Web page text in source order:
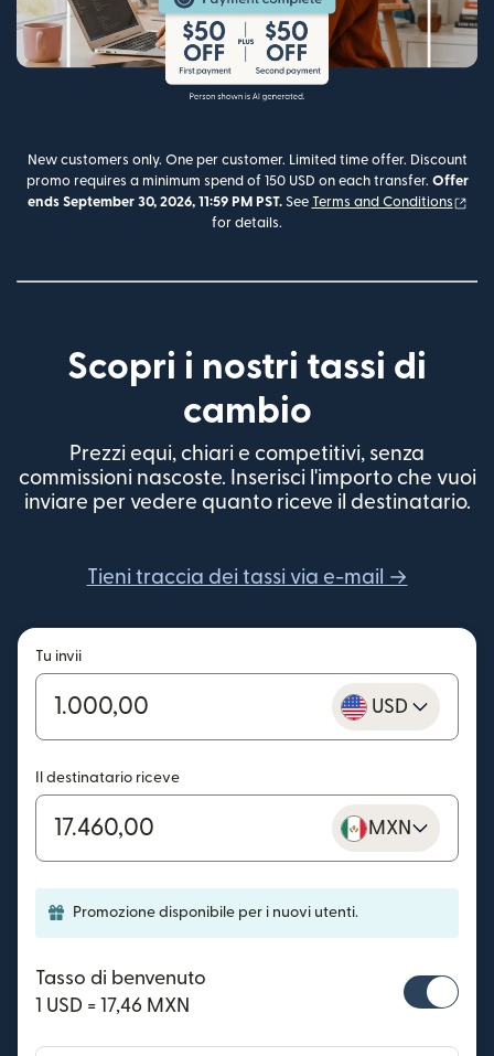
New customers only. One per customer. Limited time offer. Discount
promo requires a minimum spend of 150 USD on each transfer. Offer
ends September 30, 2026, 11:59 PM PST.See Terms and Conditions (si
for details.
Scopri i nostri tassi di
cambio
Prezzi equi, chiari e competitivi, senza
commissioni nascoste. Inserisci l'importo che vuoi
inviare per vedere quanto riceve il destinatario.
Tieni traccia dei tassi via e-mail →
Tu invii
USD
Il destinatario riceve
MXN
Promozione disponibile per i nuovi utenti.
Tasso di benvenuto
1 USD = 17,46 MXN